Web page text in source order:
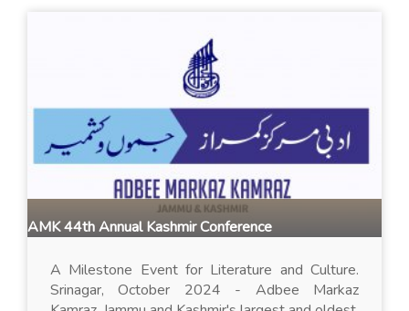
AMK 44th Annual Kashmir Conference
A Milestone Event for Literature and Culture.
Srinagar, October 2024 - Adbee Markaz